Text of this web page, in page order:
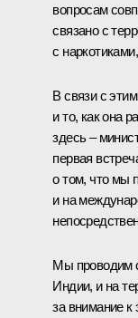
вопросам
связано с
с
В связи с
и то, как она
здесь –
первая
о том, что мы
и на
Мы проводим
Индии, и на
за внимание